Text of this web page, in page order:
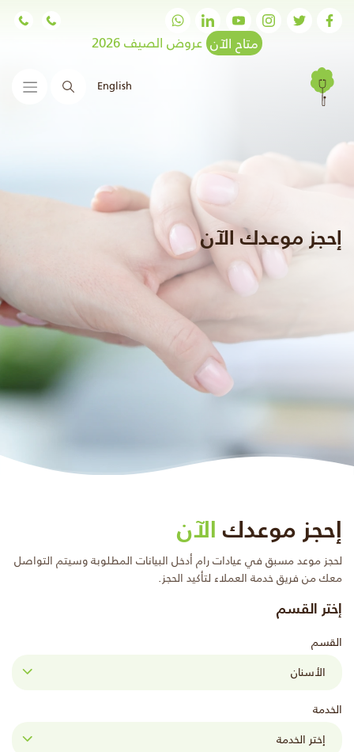
متاح الآن عروض الصيف 2026
English البحث
إحجز موعدك الآن
إحجز موعدكالآن
لحجز موعد مسبق في عيادات رام أدخل البيانات المطلوبة وسيتم التواصل
معك من فريق خدمة العملاء لتأكيد الحجز.
إختر القسم
القسم
الخدمة